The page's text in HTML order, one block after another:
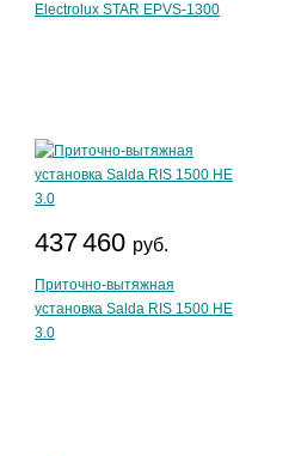
Electrolux STAR EPVS-1300
437 460 руб.
Приточно-вытяжная
установка Salda RIS 1500 HE
3.0